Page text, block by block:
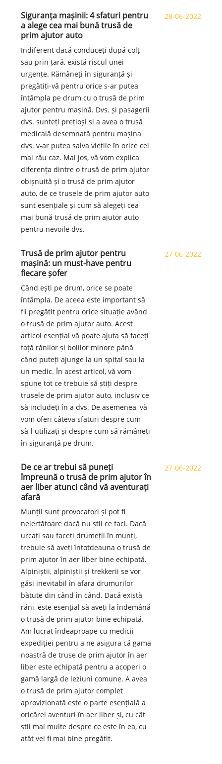
Siguranța mașinii: 4 sfaturi pentru
a alege cea mai bună trusă de
prim ajutor auto
Indiferent dacă conduceți după colț
sau prin țară, există riscul unei
urgențe. Rămâneți în siguranță și
pregătiți-vă pentru orice s-ar putea
întâmpla pe drum cu o trusă de prim
ajutor pentru mașină. Dvs. și pasagerii
dvs. sunteți prețioși și a avea o trusă
medicală desemnată pentru mașina
dvs. v-ar putea salva viețile în orice cel
mai rău caz. Mai jos, vă vom explica
diferența dintre o trusă de prim ajutor
obișnuită și o trusă de prim ajutor
auto, de ce trusele de prim ajutor auto
sunt esențiale și cum să alegeți cea
mai bună trusă de prim ajutor auto
pentru nevoile dvs.
28-06-2022
Trusă de prim ajutor pentru
mașină: un must-have pentru
fiecare șofer
Când ești pe drum, orice se poate
întâmpla. De aceea este important să
fii pregătit pentru orice situație având
o trusă de prim ajutor auto. Acest
articol esențial vă poate ajuta să faceți
față rănilor și bolilor minore până
când puteți ajunge la un spital sau la
un medic. În acest articol, vă vom
spune tot ce trebuie să știți despre
trusele de prim ajutor auto, inclusiv ce
să includeți în a dvs. De asemenea, vă
vom oferi câteva sfaturi despre cum
să-l utilizați și despre cum să rămâneți
în siguranță pe drum.
27-06-2022
De ce ar trebui să puneți
împreună o trusă de prim ajutor în
aer liber atunci când vă aventurați
afară
Munții sunt provocatori și pot fi
neiertătoare dacă nu știi ce faci. Dacă
urcați sau faceți drumeții în munți,
trebuie să aveți întotdeauna o trusă de
prim ajutor în aer liber bine echipată.
Alpiniștii, alpiniștii și trekkerii se vor
găsi inevitabil în afara drumurilor
bătute din când în când. Dacă există
răni, este esențial să aveți la îndemână
o trusă de prim ajutor bine echipată.
Am lucrat îndeaproape cu medicii
expediției pentru a ne asigura că gama
noastră de truse de prim ajutor în aer
liber este echipată pentru a acoperi o
gamă largă de leziuni comune. A avea
o trusă de prim ajutor complet
aprovizionată este o parte esențială a
oricărei aventuri în aer liber și, cu cât
știi mai multe despre ce este în ea, cu
atât vei fi mai bine pregătit.
27-06-2022